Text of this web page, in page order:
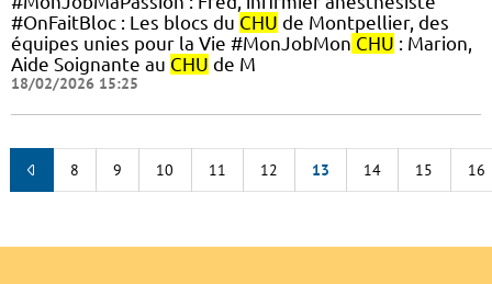
#OnFaitBloc : Les blocs du CHU de Montpellier, des
équipes unies pour la Vie #MonJobMon CHU : Marion,
Aide Soignante au CHU de M
18/02/2026 15:25
8 9 10 11 12 13 14 15 16